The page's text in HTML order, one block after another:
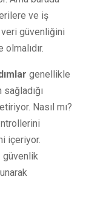
ve iş
güvenliğini
genellikle
Nasıl mı?
içeriyor.
güvenlik